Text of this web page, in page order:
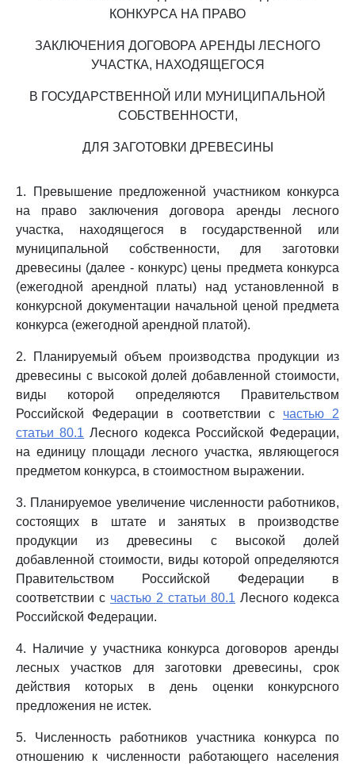
КОНКУРСА НА ПРАВО
ЗАКЛЮЧЕНИЯ ДОГОВОРА АРЕНДЫ ЛЕСНОГО
УЧАСТКА, НАХОДЯЩЕГОСЯ
В ГОСУДАРСТВЕННОЙ ИЛИ МУНИЦИПАЛЬНОЙ
СОБСТВЕННОСТИ,
ДЛЯ ЗАГОТОВКИ ДРЕВЕСИНЫ
1. Превышение предложенной участником конкурса
на право заключения договора аренды лесного
участка, находящегося в государственной или
муниципальной собственности, для заготовки
древесины (далее - конкурс) цены предмета конкурса
(ежегодной арендной платы) над установленной в
конкурсной документации начальной ценой предмета
конкурса (ежегодной арендной платой).
2. Планируемый объем производства продукции из
древесины с высокой долей добавленной стоимости,
виды которой определяются Правительством
Российской Федерации в соответствии с частью 2
статьи 80.1 Лесного кодекса Российской Федерации,
на единицу площади лесного участка, являющегося
предметом конкурса, в стоимостном выражении.
3. Планируемое увеличение численности работников,
состоящих в штате и занятых в производстве
продукции из древесины с высокой долей
добавленной стоимости, виды которой определяются
Правительством Российской Федерации в
соответствии с частью 2 статьи 80.1 Лесного кодекса
Российской Федерации.
4. Наличие у участника конкурса договоров аренды
лесных участков для заготовки древесины, срок
действия которых в день оценки конкурсного
предложения не истек.
5. Численность работников участника конкурса по
отношению к численности работающего населения